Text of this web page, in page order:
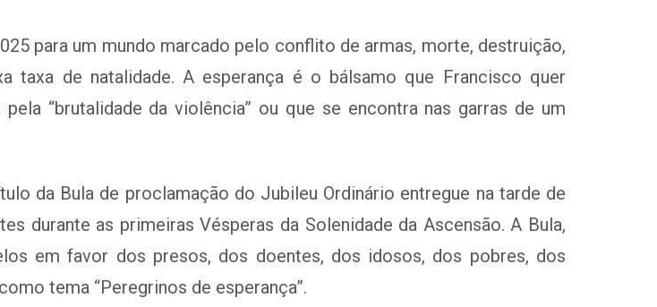
para um mundo marcado pelo conflito de armas, morte, destruição,
taxa de natalidade. A esperança é o bálsamo que Francisco quer
“brutalidade da violência” ou que se encontra nas garras de um
da Bula de proclamação do Jubileu Ordinário entregue na tarde de
durante as primeiras Vésperas da Solenidade da Ascensão. A Bula,
em favor dos presos, dos doentes, dos idosos, dos pobres, dos
tema “Peregrinos de esperança”.